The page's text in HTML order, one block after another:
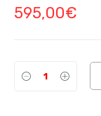
595,00€